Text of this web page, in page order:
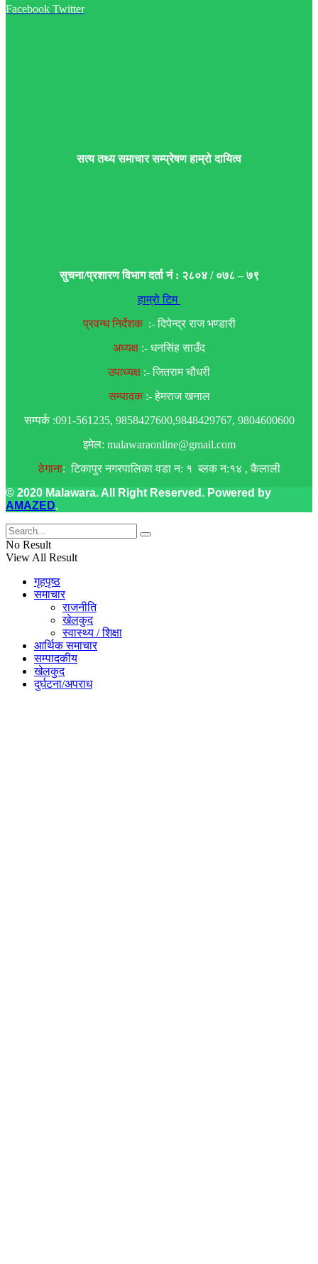
Facebook Twitter
सत्य तथ्य समाचार सम्प्रेषण हाम्रो दायित्व
सुचना/प्रशारण विभाग दर्ता नं : २८०४ / ०७८ – ७९
हाम्रो टिम
प्रवन्ध निर्देशक:- दिपेन्द्र राज भण्डारी
अध्यक्ष :- धनसिंह साउँद
उपाध्यक्ष :- जितराम चौधरी
सम्पादक:- हेमराज खनाल
सम्पर्क :091-561235, 9858427600,9848429767, 9804600600
इमेल: malawaraonline@gmail.com
ठेगाना: टिकापुर नगरपालिका वडा न: १ ब्लक न:१४ , कैलाली
© 2020 Malawara. All Right Reserved. Powered by
AMAZED.
No Result
View All Result
गृहपृष्ठ
समाचार
राजनीति
खेलकुद
स्वास्थ्य / शिक्षा
आर्थिक समाचार
सम्पादकीय
खेलकुद
दुर्घटना/अपराध